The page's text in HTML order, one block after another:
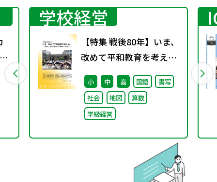
学校経営
【特集 戦後80年】いま、
改めて平和教育を考え
る〜「あの日」を語り継
ぐ本川小学校の子どもた
ち〜
小 中 高 国語
書写
社会
地図
算数
学級経営